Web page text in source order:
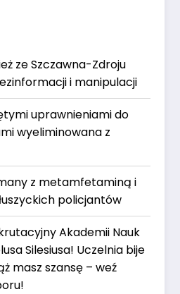
ze Szczawna-Zdroju
i manipulacji
uprawnieniami do
wyeliminowana z
z metamfetaminą i
policjantów
Akademii Nauk
Silesiusa! Uczelnia bije
masz szansę – weź